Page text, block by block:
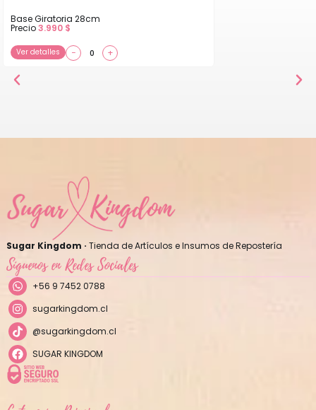
Base Giratoria 28cm
Precio3.990 $
Ver detalles − +
Sugar Kingdom · Tienda de Artículos e Insumos de Repostería
Síguenos en Redes Sociales
+56 9 7452 0788
sugarkingdom.cl
@sugarkingdom.cl
SUGAR KINGDOM